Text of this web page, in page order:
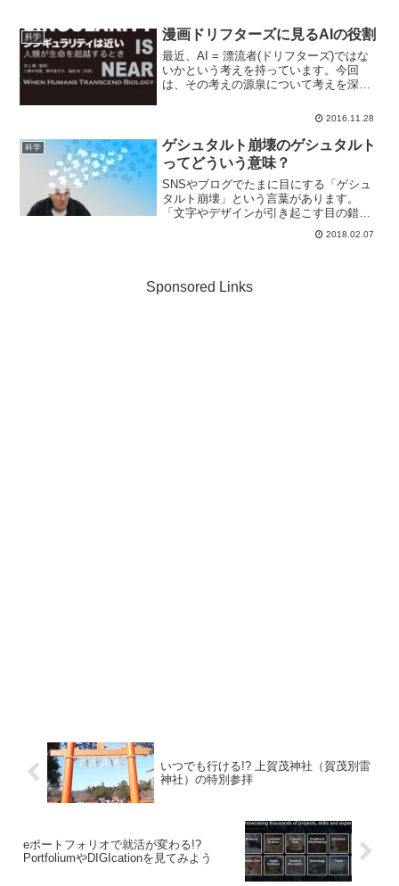
科学 漫画ドリフターズに見るAIの役割
最近、AI = 漂流者(ドリフターズ)ではな
いかという考えを持っています。今回
は、その考えの源泉について考えを深め
部ドリフターズの内容について軽く触れ
から書くと、AIは...
2016.11.28
科学
ゲシュタルト崩壊のゲシュタルト
ってどういう意味？
SNSやブログでたまに目にする「ゲシュ
タルト崩壊」という言葉があります。
「文字やデザインが引き起こす目の錯覚
のこと？」「ゲシュタルト崩壊って響き
がカッコイイから正しく使いたい！」と
2018.02.07
Sponsored Links
いつでも行ける!? 上賀茂神社（賀茂別雷
神社）の特別参拝
eポートフォリオで就活が変わる!?
PortfoliumやDIGIcationを見てみよう